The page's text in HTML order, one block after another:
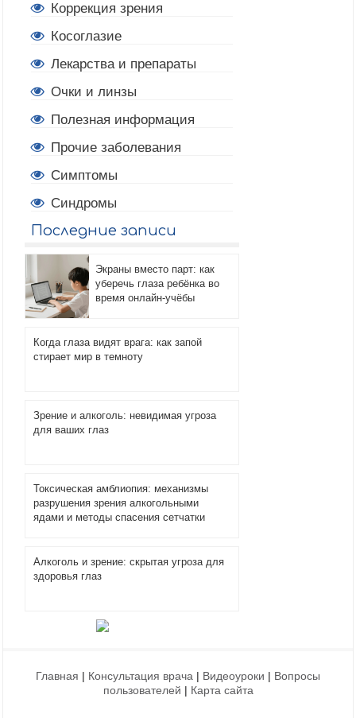
Коррекция зрения
Косоглазие
Лекарства и препараты
Очки и линзы
Полезная информация
Прочие заболевания
Симптомы
Синдромы
Последние записи
Экраны вместо парт: как
уберечь глаза ребёнка во
время онлайн-учёбы
Когда глаза видят врага: как запой
стирает мир в темноту
Зрение и алкоголь: невидимая угроза
для ваших глаз
Токсическая амблиопия: механизмы
разрушения зрения алкогольными
ядами и методы спасения сетчатки
Алкоголь и зрение: скрытая угроза для
здоровья глаз
Главная | Консультация врача | Видеоуроки | Вопросы
пользователей | Карта сайта